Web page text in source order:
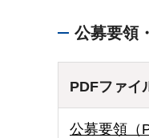
公募要領
PDFファイ
公募要領（